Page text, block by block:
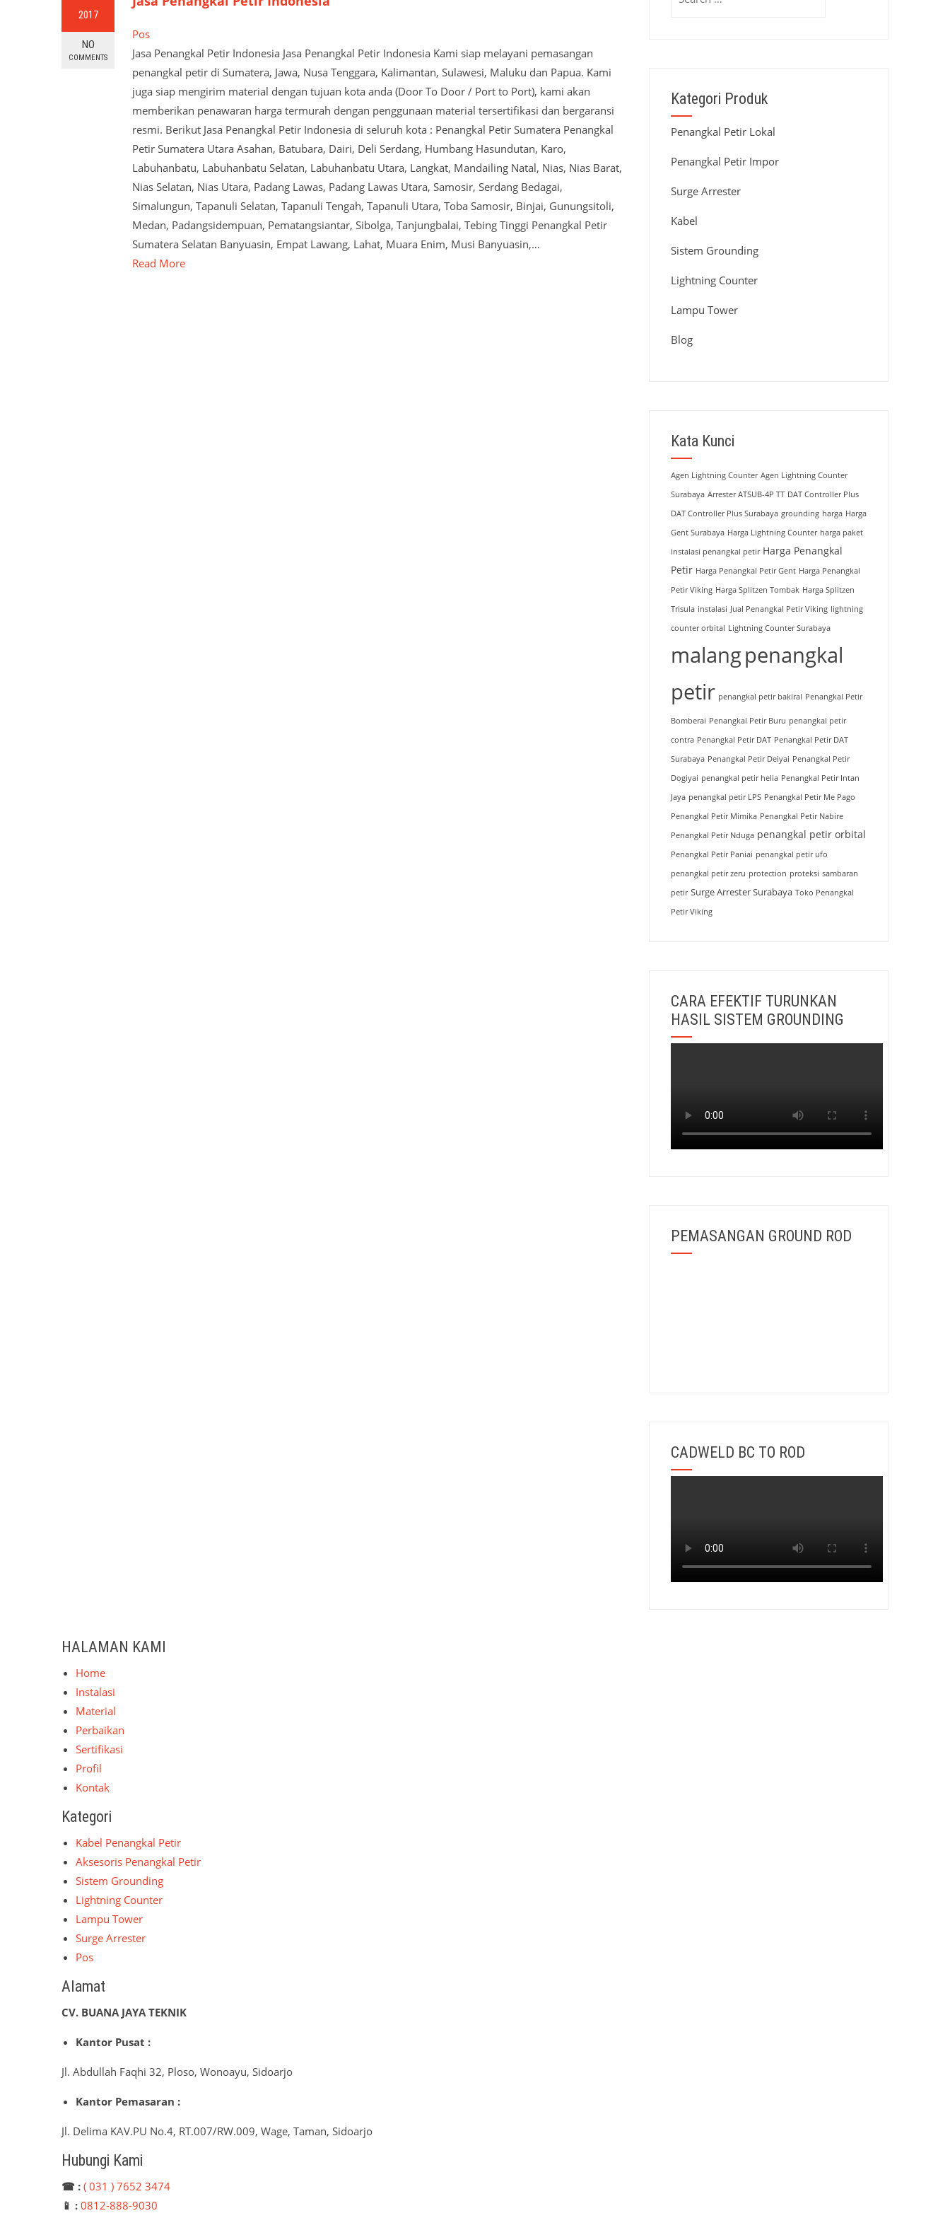
2017
NO
COMMENTS
Pos
Jasa Penangkal Petir Indonesia Jasa Penangkal Petir Indonesia Kami siap melayani pemasangan
penangkal petir di Sumatera, Jawa, Nusa Tenggara, Kalimantan, Sulawesi, Maluku dan Papua. Kami
juga siap mengirim material dengan tujuan kota anda (Door To Door / Port to Port), kami akan
memberikan penawaran harga termurah dengan penggunaan material tersertifikasi dan bergaransi
resmi. Berikut Jasa Penangkal Petir Indonesia di seluruh kota : Penangkal Petir Sumatera Penangkal
Petir Sumatera Utara Asahan, Batubara, Dairi, Deli Serdang, Humbang Hasundutan, Karo,
Labuhanbatu, Labuhanbatu Selatan, Labuhanbatu Utara, Langkat, Mandailing Natal, Nias, Nias Barat,
Nias Selatan, Nias Utara, Padang Lawas, Padang Lawas Utara, Samosir, Serdang Bedagai,
Simalungun, Tapanuli Selatan, Tapanuli Tengah, Tapanuli Utara, Toba Samosir, Binjai, Gunungsitoli,
Medan, Padangsidempuan, Pematangsiantar, Sibolga, Tanjungbalai, Tebing Tinggi Penangkal Petir
Sumatera Selatan Banyuasin, Empat Lawang, Lahat, Muara Enim, Musi Banyuasin,…
Read More
for:
Kategori Produk
Penangkal Petir Lokal
Penangkal Petir Impor
Surge Arrester
Kabel
Sistem Grounding
Lightning Counter
Lampu Tower
Blog
Kata Kunci
Agen Lightning Counter Agen Lightning Counter
Surabaya Arrester ATSUB-4P TT DAT Controller Plus
DAT Controller Plus Surabaya grounding harga Harga
Gent Surabaya Harga Lightning Counter harga paket
instalasi penangkal petir Harga Penangkal
Petir Harga Penangkal Petir Gent Harga Penangkal
Petir Viking Harga Splitzen Tombak Harga Splitzen
Trisula instalasi Jual Penangkal Petir Viking lightning
counter orbital Lightning Counter Surabaya
malangpenangkal
petir penangkal petir bakiral Penangkal Petir
Bomberai Penangkal Petir Buru penangkal petir
contra Penangkal Petir DAT Penangkal Petir DAT
Surabaya Penangkal Petir Deiyai Penangkal Petir
Dogiyai penangkal petir helia Penangkal Petir Intan
Jaya penangkal petir LPS Penangkal Petir Me Pago
Penangkal Petir Mimika Penangkal Petir Nabire
Penangkal Petir Nduga penangkal petir orbital
Penangkal Petir Paniai penangkal petir ufo
penangkal petir zeru protection proteksi sambaran
petir Surge Arrester Surabaya Toko Penangkal
Petir Viking
CARA EFEKTIF TURUNKAN
HASIL SISTEM GROUNDING
PEMASANGAN GROUND ROD
CADWELD BC TO ROD
HALAMAN KAMI
Home
Instalasi
Material
Perbaikan
Sertifikasi
Profil
Kontak
Kategori
Kabel Penangkal Petir
Aksesoris Penangkal Petir
Sistem Grounding
Lightning Counter
Lampu Tower
Surge Arrester
Pos
Alamat
CV. BUANA JAYA TEKNIK
Kantor Pusat :
Jl. Abdullah Faqhi 32, Ploso, Wonoayu, Sidoarjo
Kantor Pemasaran :
Jl. Delima KAV.PU No.4, RT.007/RW.009, Wage, Taman, Sidoarjo
Hubungi Kami
☎ : ( 031 ) 7652 3474
📱 : 0812-888-9030